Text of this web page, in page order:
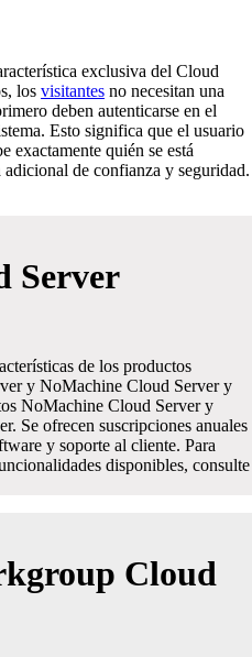
exclusiva del Cloud
los visitantes no necesitan una
deben autenticarse en el
Esto significa que el usuario
exactamente quién se está
de confianza y seguridad.
Server
de los productos
y NoMachine Cloud Server y
NoMachine Cloud Server y
Se ofrecen suscripciones anuales
y soporte al cliente. Para
disponibles, consulte
Cloud